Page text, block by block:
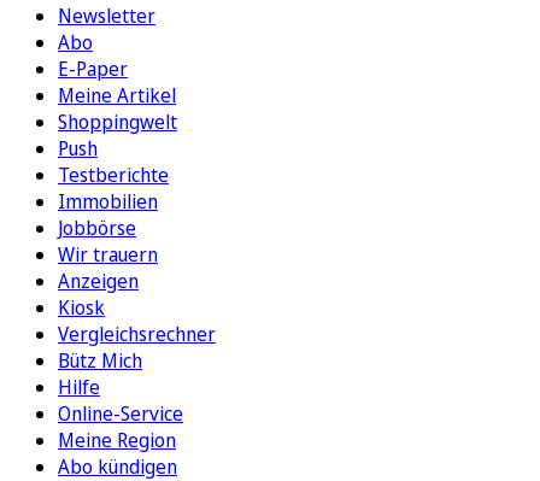
Newsletter
Abo
E-Paper
Meine Artikel
Shoppingwelt
Push
Testberichte
Immobilien
Jobbörse
Wir trauern
Anzeigen
Kiosk
Vergleichsrechner
Bütz Mich
Hilfe
Online-Service
Meine Region
Abo kündigen